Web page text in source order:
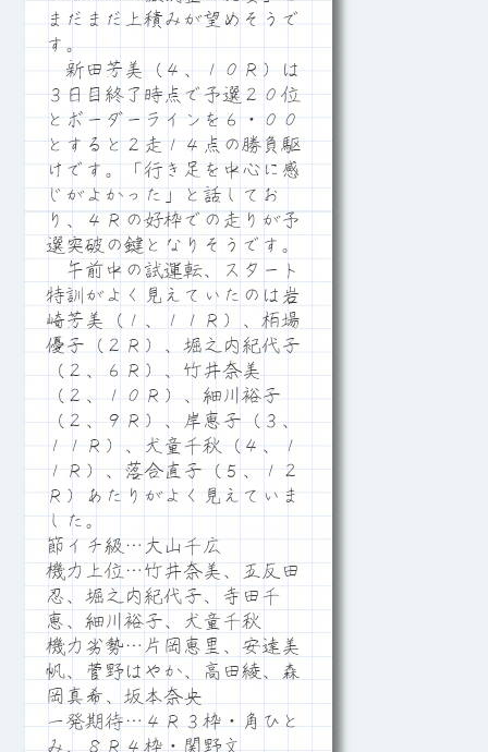
まだまだ上積みが望めそうで
す。
新田芳美（４、１０Ｒ）は
３日目終了時点で予選２０位
とボーダーラインを６・００
とすると２走１４点の勝負駆
けです。「行き足を中心に感
じがよかった」と話してお
り、４Ｒの好枠での走りが予
選突破の鍵となりそうです。
午前中の試運転、スタート
特訓がよく見えていたのは岩
崎芳美（１、１１Ｒ）、栢場
優子（２Ｒ）、堀之内紀代子
（２、６Ｒ）、竹井奈美
（２、１０Ｒ）、細川裕子
（２、９Ｒ）、岸恵子（３、
１１Ｒ）、犬童千秋（４、１
１Ｒ）、落合直子（５、１２
Ｒ）あたりがよく見えていま
した。
節イチ級…大山千広
機力上位…竹井奈美、五反田
忍、堀之内紀代子、寺田千
恵、細川裕子、犬童千秋
機力劣勢…片岡恵里、安達美
帆、菅野はやか、高田綾、森
岡真希、坂本奈央
一発期待…４Ｒ３枠・角ひと
み、８Ｒ４枠・関野文